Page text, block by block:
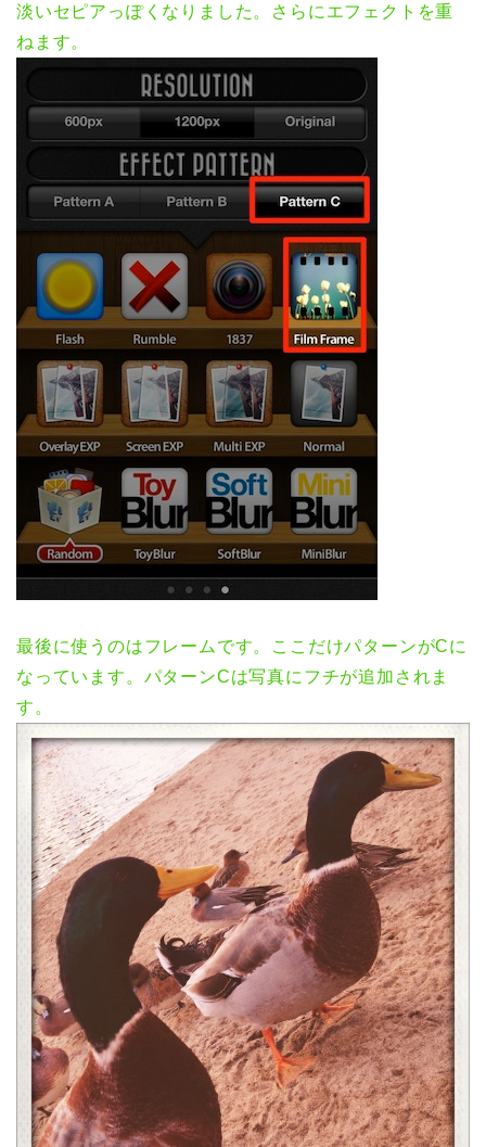
淡いセピアっぽくなりました。さらにエフェクトを重
ねます。
最後に使うのはフレームです。ここだけパターンがCに
なっています。パターンCは写真にフチが追加されま
す。